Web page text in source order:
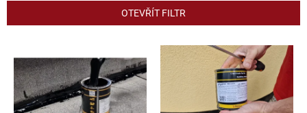
r
OTEVŘÍT FILTR